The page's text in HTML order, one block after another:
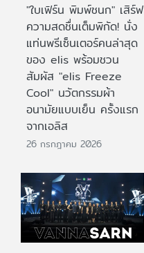
"ใบเฟิร์น พิมพ์ชนก" เสิร์ฟ
ความสดชื่นเต็มพิกัด! นั่ง
แท่นพรีเซ็นเตอร์คนล่าสุด
ของ elis พร้อมชวน
สัมผัส "elis Freeze
Cool" นวัตกรรมผ้า
อนามัยแบบเย็น ครั้งแรก
จากเอลิส
26 กรกฎาคม 2026